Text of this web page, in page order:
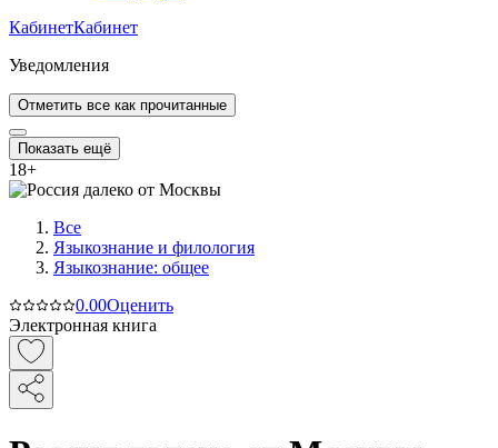
КабинетКабинет
Уведомления
Отметить все как прочитанные
Показать ещё
18+
Все
Языкознание и филология
Языкознание: общее
0.00Оценить
Электронная книга